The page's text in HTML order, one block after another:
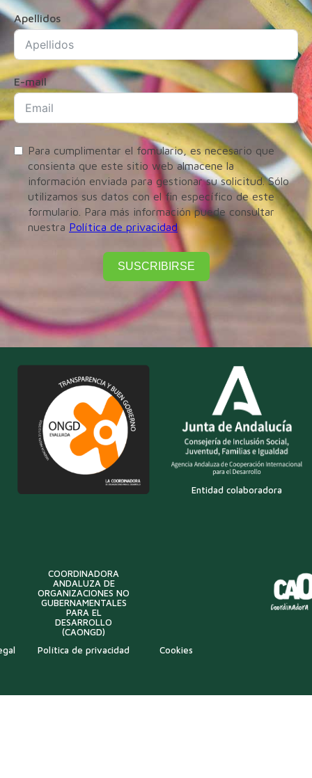
Apellidos
E-mail
Para cumplimentar el fomulario, es necesario que
consienta que este sitio web almacene la
información enviada para gestionar su solicitud. Sólo
utilizamos sus datos con el fin específico de este
formulario. Para más información puede consultar
nuestra Política de privacidad
SUSCRIBIRSE
Entidad colaboradora
COORDINADORA
ANDALUZA DE
ORGANIZACIONES NO
GUBERNAMENTALES
PARA EL
DESARROLLO
(CAONGD)
Política de privacidad Cookies